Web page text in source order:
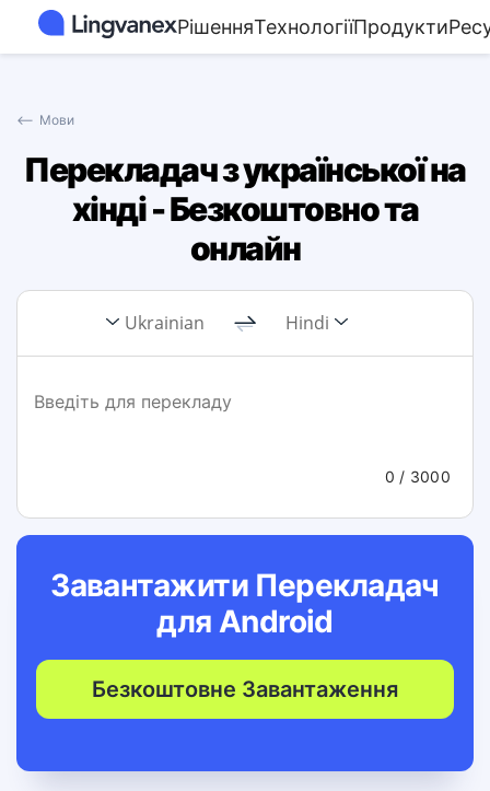
РішенняТехнологіїПродукти
⟵ Мови
Перекладач з української на
хінді - Безкоштовно та
онлайн
Ukrainian Hindi
0 / 3000
Завантажити Перекладач
для Android
Безкоштовне Завантаження